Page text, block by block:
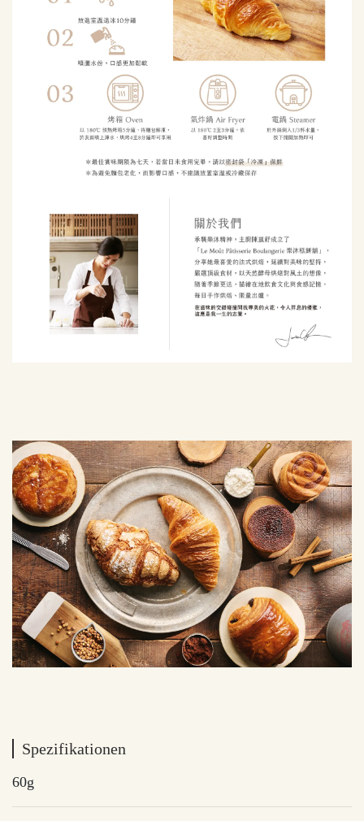
Spezifikationen
60g